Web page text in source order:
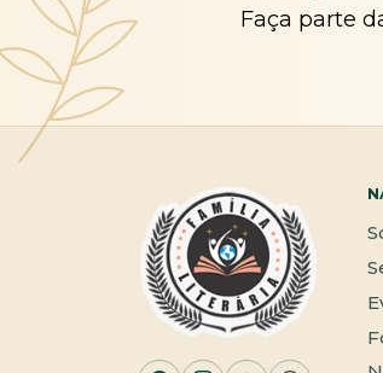
Faça parte